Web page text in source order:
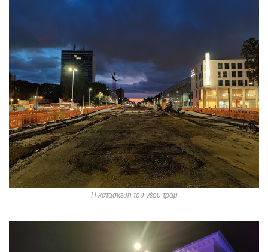
Η κατασκευή του νέου τράμ